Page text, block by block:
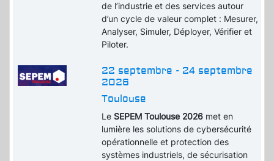
de l’industrie et des services autour
d’un cycle de valeur complet : Mesurer,
Analyser, Simuler, Déployer, Vérifier et
Piloter.
22 septembre - 24 septembre
2026
Toulouse
Le SEPEM Toulouse 2026 met en
lumière les solutions de cybersécurité
opérationnelle et protection des
systèmes industriels, de sécurisation